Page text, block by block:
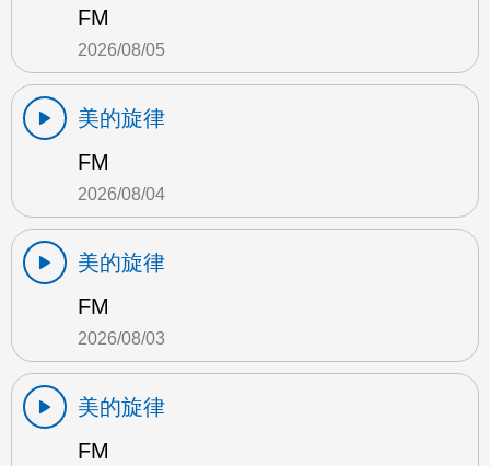
FM
2026/08/05
美的旋律
FM
2026/08/04
美的旋律
FM
2026/08/03
美的旋律
FM